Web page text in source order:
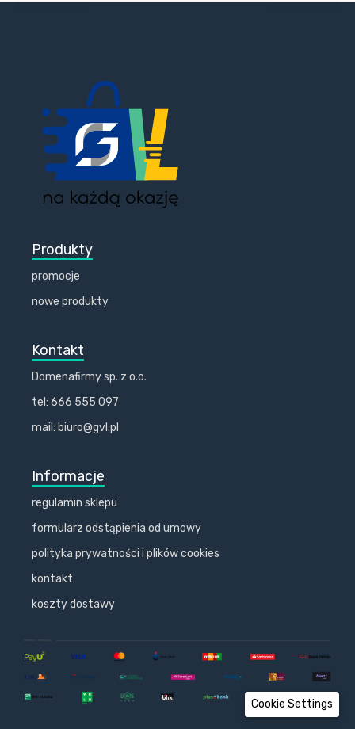
Produkty
promocje
nowe produkty
Kontakt
Domenafirmy sp. z o.o.
tel: 666 555 097
mail: biuro@gvl.pl
Informacje
regulamin sklepu
formularz odstąpienia od umowy
polityka prywatności i plików cookies
kontakt
koszty dostawy
Cookie Settings